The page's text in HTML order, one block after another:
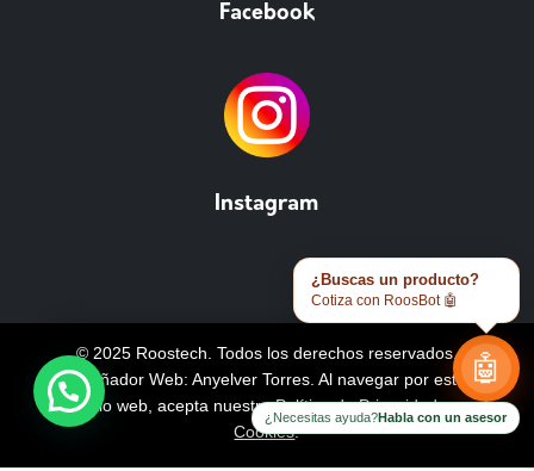
Facebook
Instagram
© 2025 Roostech. Todos los derechos reservados.
Diseñador Web: Anyelver Torres . Al navegar por este
sitio web, acepta nuestraPolítica de Privacidad y
Cookies.
¿Buscas un producto?
Cotiza con RoosBot 🤖
🤖
¿Necesitas ayuda?Habla con un asesor